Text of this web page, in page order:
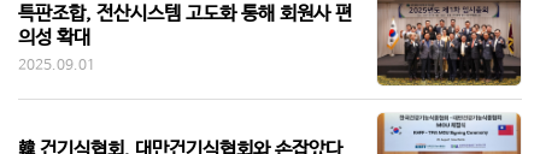
특판조합, 전산시스템 고도화 통해 회원사 편
의성 확대
2025.09.01
韓 건기식협회, 대만건기식협회와 손잡았다